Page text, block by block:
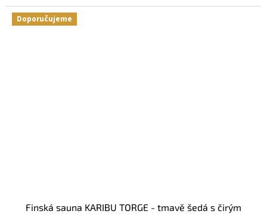
Doporučujeme
Finská sauna KARIBU TORGE - tmavě šedá s čirým